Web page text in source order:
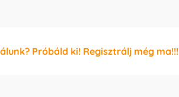
Próbáld ki! Regisztrálj még ma!!!